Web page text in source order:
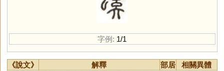
字例: 1/1
《說文》 解釋 部居
相關異體